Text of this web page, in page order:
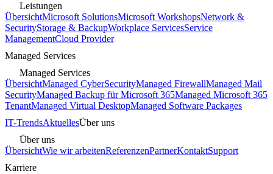
Leistungen
ÜbersichtMicrosoft SolutionsMicrosoft WorkshopsNetwork &
SecurityStorage & BackupWorkplace ServicesService
ManagementCloud Provider
Managed Services
Managed Services
ÜbersichtManaged CyberSecurityManaged FirewallManaged Mail
SecurityManaged Backup für Microsoft 365Managed Microsoft 365
TenantManaged Virtual DesktopManaged Software Packages
IT-TrendsAktuellesÜber uns
Über uns
ÜbersichtWie wir arbeitenReferenzenPartnerKontaktSupport
Karriere